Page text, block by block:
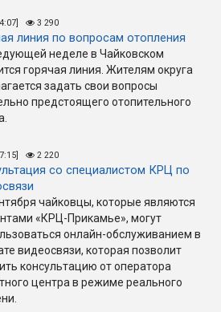
3 290
линия по вопросам отопления
неделе в Чайковском
горячая линия. Жителям округа
задать свои вопросы
предстоящего отопительного
2 220
со специалистом КРЦ по
чайковцы, которые являются
«КРЦ-Прикамье», могут
онлайн-обслуживанием в
видеосвязи, которая позволит
консультацию от оператора
центра в режиме реального